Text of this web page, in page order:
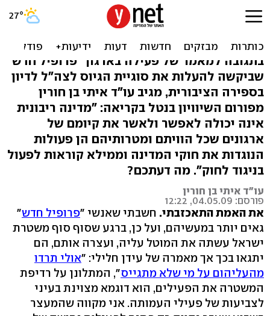
"מעודדים השתמטות
מהצבא? לכלא"
בתגובה למאמר של פעילה בארגון "פרופיל חדש"
שביקשה להעלות את סוגיית הגיוס לצה"ל לדיון
בספירה הציבורית, מגיב עו"ד איתי בן חורין
מפורום השיוויון בנטל בקריאה: "מדינה ריבונית
אינה יכולה לאפשר ולאשר את קיומם של
ארגונים שכל הוויתם ומטרותיהם הן פעולות
הנוגדות את חוקי המדינה וממילא קוראות לפעול
בניגוד לחוק". מה דעתכם?
עו"ד איתי בן חורין
פורסם: 04.05.09, 12:22
את האמת התאכזבתי. חשבתי שאנשי "פרופיל חדש"
גאים יותר במעשיהם, ועל כן, ברגע שסוף סוף משטרת
ישראל עשתה את המוטל עליה, ועצרה אותם, הם
יתגאו בכך אך מאמרה של עידן חלילי: "אולי תרדו
מהעליהום על מי שלא מתגייס", המתלונן על רדיפת
המשטרה את הפעילים, הוא דוגמא מצוינת בעיני
לצביעות של פעילי העמותה. אני מקווה שהמעצר